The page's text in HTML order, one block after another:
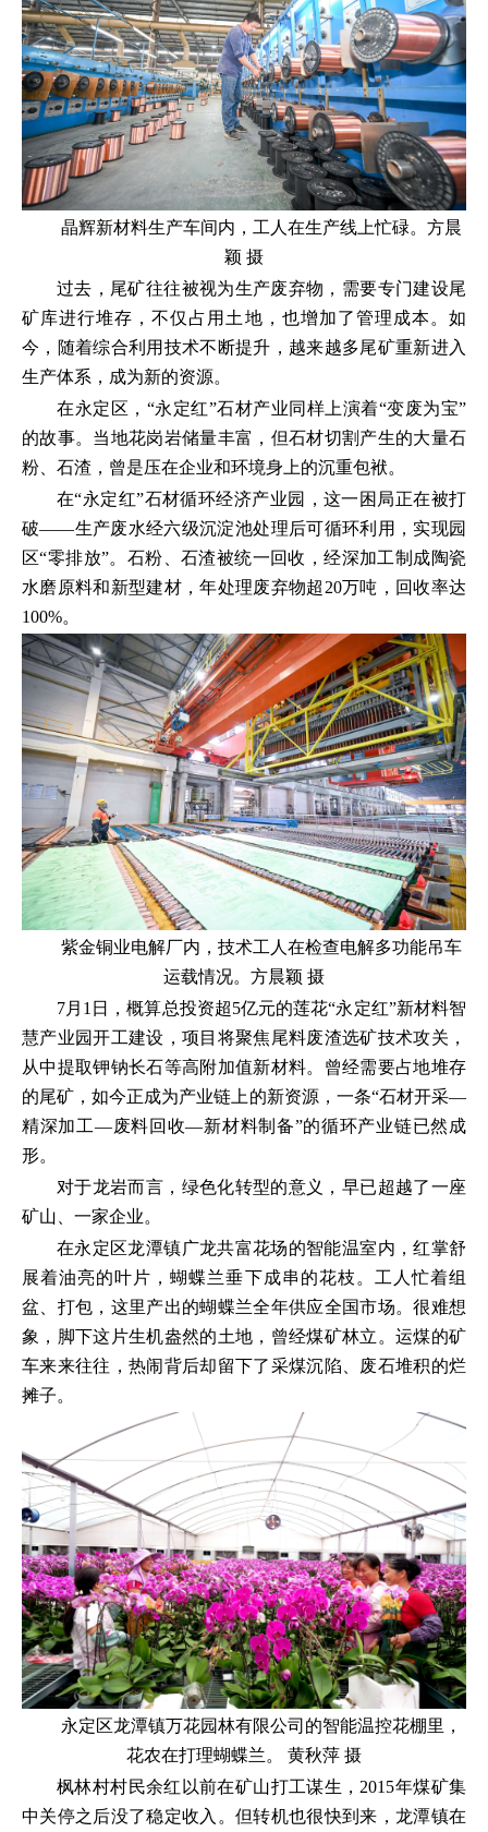
晶辉新材料生产车间内，工人在生产线上忙碌。方晨
颖 摄
过去，尾矿往往被视为生产废弃物，需要专门建设尾
矿库进行堆存，不仅占用土地，也增加了管理成本。如
今，随着综合利用技术不断提升，越来越多尾矿重新进入
生产体系，成为新的资源。
在永定区，“永定红”石材产业同样上演着“变废为宝”
的故事。当地花岗岩储量丰富，但石材切割产生的大量石
粉、石渣，曾是压在企业和环境身上的沉重包袱。
在“永定红”石材循环经济产业园，这一困局正在被打
破——生产废水经六级沉淀池处理后可循环利用，实现园
区“零排放”。石粉、石渣被统一回收，经深加工制成陶瓷
水磨原料和新型建材，年处理废弃物超20万吨，回收率达
100%。
紫金铜业电解厂内，技术工人在检查电解多功能吊车
运载情况。方晨颖 摄
7月1日，概算总投资超5亿元的莲花“永定红”新材料智
慧产业园开工建设，项目将聚焦尾料废渣选矿技术攻关，
从中提取钾钠长石等高附加值新材料。曾经需要占地堆存
的尾矿，如今正成为产业链上的新资源，一条“石材开采—
精深加工—废料回收—新材料制备”的循环产业链已然成
形。
对于龙岩而言，绿色化转型的意义，早已超越了一座
矿山、一家企业。
在永定区龙潭镇广龙共富花场的智能温室内，红掌舒
展着油亮的叶片，蝴蝶兰垂下成串的花枝。工人忙着组
盆、打包，这里产出的蝴蝶兰全年供应全国市场。很难想
象，脚下这片生机盎然的土地，曾经煤矿林立。运煤的矿
车来来往往，热闹背后却留下了采煤沉陷、废石堆积的烂
摊子。
永定区龙潭镇万花园林有限公司的智能温控花棚里，
花农在打理蝴蝶兰。 黄秋萍 摄
枫林村村民余红以前在矿山打工谋生，2015年煤矿集
中关停之后没了稳定收入。但转机也很快到来，龙潭镇在